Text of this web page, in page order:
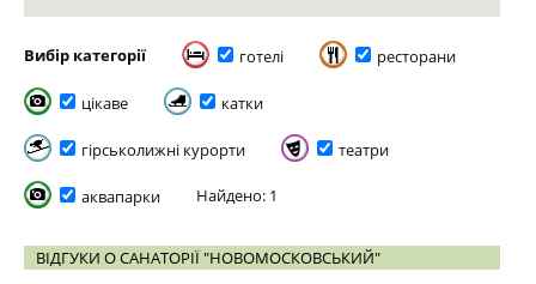
Вибір категорії готелі ресторани
цікаве катки
гірськолижні курорти театри
аквапарки Найдено: 1
ВІДГУКИ О САНАТОРІЇ "НОВОМОСКОВСЬКИЙ"